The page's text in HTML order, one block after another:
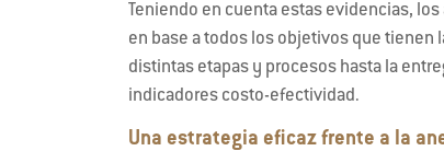
Teniendo en cuenta estas evidencias,
en base a todos los objetivos que tienen
distintas etapas y procesos hasta la
indicadores costo-efectividad.
Una estrategia eficaz frente a la